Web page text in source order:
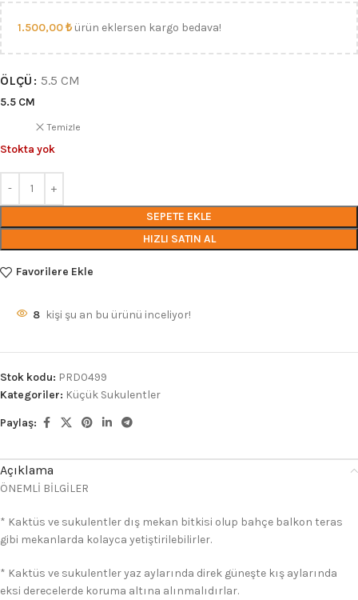
1.500,00₺ ürün eklersen kargo bedava!
ÖLÇÜ 5.5 CM
5.5 CM
Temizle
Stokta yok
SEPETE EKLE
HIZLI SATIN AL
Favorilere Ekle
8 kişi şu an bu ürünü inceliyor!
Stok kodu: PRD0499
Kategoriler: Küçük Sukulentler
Paylaş:
Açıklama
ÖNEMLİ BİLGİLER
* Kaktüs ve sukulentler dış mekan bitkisi olup bahçe balkon teras
gibi mekanlarda kolayca yetiştirilebilirler.
* Kaktüs ve sukulentler yaz aylarında direk güneşte kış aylarında
eksi derecelerde koruma altına alınmalıdırlar.